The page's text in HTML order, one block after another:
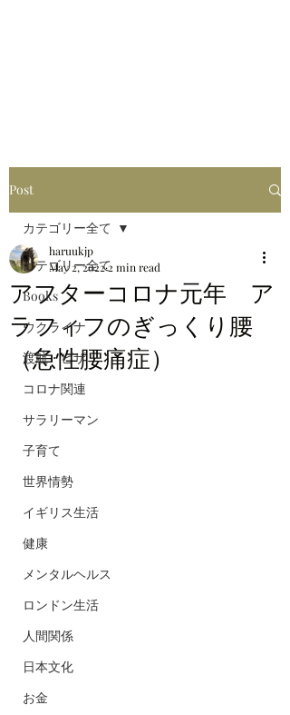
Post
カテゴリー全て
Books
ウクライナ
渡航・ビザ
コロナ関連
サラリーマン
子育て
世界情勢
イギリス生活
健康
メンタルヘルス
ロンドン生活
人間関係
日本文化
お金
カテゴリー全て
アフターコロナ元年 ア
ラフィフのぎっくり腰
（急性腰痛症）
haruukjp
May 2, 20222 min read